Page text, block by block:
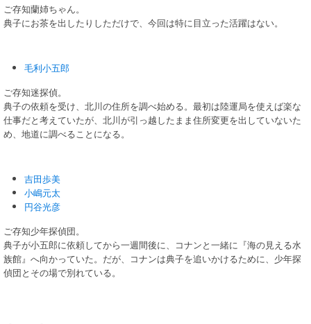
ご存知蘭姉ちゃん。
典子にお茶を出したりしただけで、今回は特に目立った活躍はない。
毛利小五郎
ご存知迷探偵。
典子の依頼を受け、北川の住所を調べ始める。最初は陸運局を使えば楽な
仕事だと考えていたが、北川が引っ越したまま住所変更を出していないた
め、地道に調べることになる。
吉田歩美
小嶋元太
円谷光彦
ご存知少年探偵団。
典子が小五郎に依頼してから一週間後に、コナンと一緒に『海の見える水
族館』へ向かっていた。だが、コナンは典子を追いかけるために、少年探
偵団とその場で別れている。